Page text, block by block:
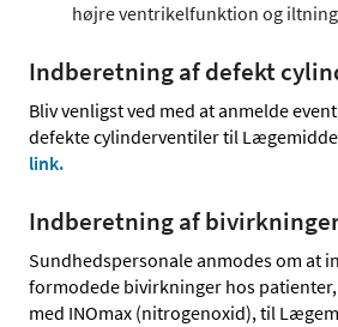
højre ventrikelfunktion og
Indberetning af defekt
Bliv venligst ved med at anmelde
defekte cylinderventiler til
link.
Indberetning af
Sundhedspersonale anmodes om at
formodede bivirkninger hos
med INOmax (nitrogenoxid), til